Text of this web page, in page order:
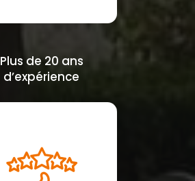
Plus de 20 ans
d’expérience